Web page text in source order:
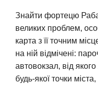
Знайти фортецю
великих проблем,
карта з її точним
на ній відмічені:
автовокзал, від якого
будь-якої точки